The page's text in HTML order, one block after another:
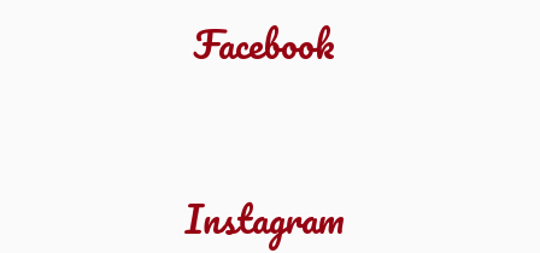
Facebook
Instagram